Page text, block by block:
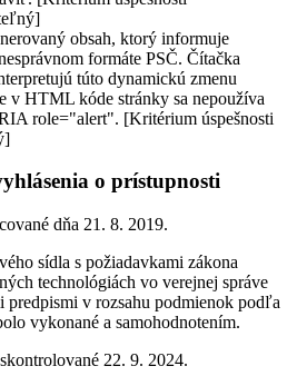
obsah, ktorý informuje
formáte PSČ. Čítačka
túto dynamickú zmenu
v HTML kóde stránky sa nepoužíva
role="alert". [Kritérium úspešnosti
o prístupnosti
dňa 21. 8. 2019.
sídla s požiadavkami zákona
technológiách vo verejnej správe
v rozsahu podmienok podľa
vykonané a samohodnotením.
22. 9. 2024.